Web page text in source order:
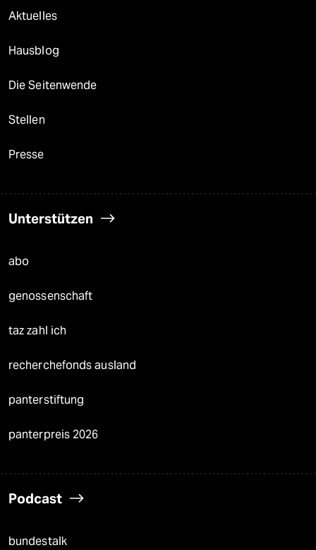
Aktuelles
Hausblog
Die Seitenwende
Stellen
Presse
Unterstützen
abo
genossenschaft
taz zahl ich
recherchefonds ausland
panterstiftung
panterpreis 2026
Podcast
bundestalk